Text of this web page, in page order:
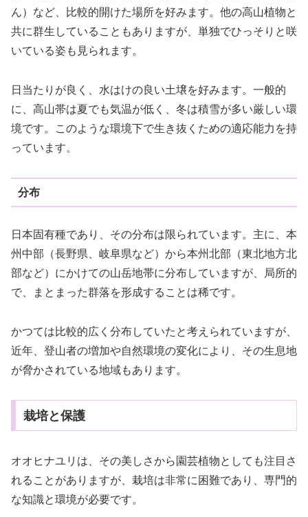
ん）など、比較的開けた場所を好みます。他の高山植物と
共に群生していることもありますが、単独でひっそりと咲
いている姿も見られます。
日当たりが良く、水はけの良い土壌を好みます。一般的
に、高山帯は夏でも気温が低く、冬は積雪が多い厳しい環
境です。このような環境下で生き抜くための適応能力を持
っています。
分布
日本固有種であり、その分布は限られています。主に、本
州中部（長野県、岐阜県など）から本州北部（東北地方北
部など）にかけての山岳地帯に分布していますが、局所的
で、まとまった群落を形成することは稀です。
かつては比較的広く分布していたと考えられていますが、
近年、登山者の増加や自然環境の変化により、その生息地
が脅かされている地域もあります。
栽培と保護
オオヒナユリは、その美しさから園芸植物としても注目さ
れることがありますが、栽培は非常に困難であり、専門的
な知識と環境が必要です。